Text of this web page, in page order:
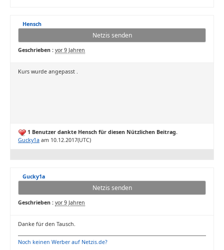
Hensch
Netzis senden
Geschrieben : vor 9 Jahren
Kurs wurde angepasst .
1 Benutzer dankte Hensch für diesen Nützlichen Beitrag.
Gucky1a am 10.12.2017(UTC)
Gucky1a
Netzis senden
Geschrieben : vor 9 Jahren
Danke für den Tausch.
Noch keinen Werber auf Netzis.de?